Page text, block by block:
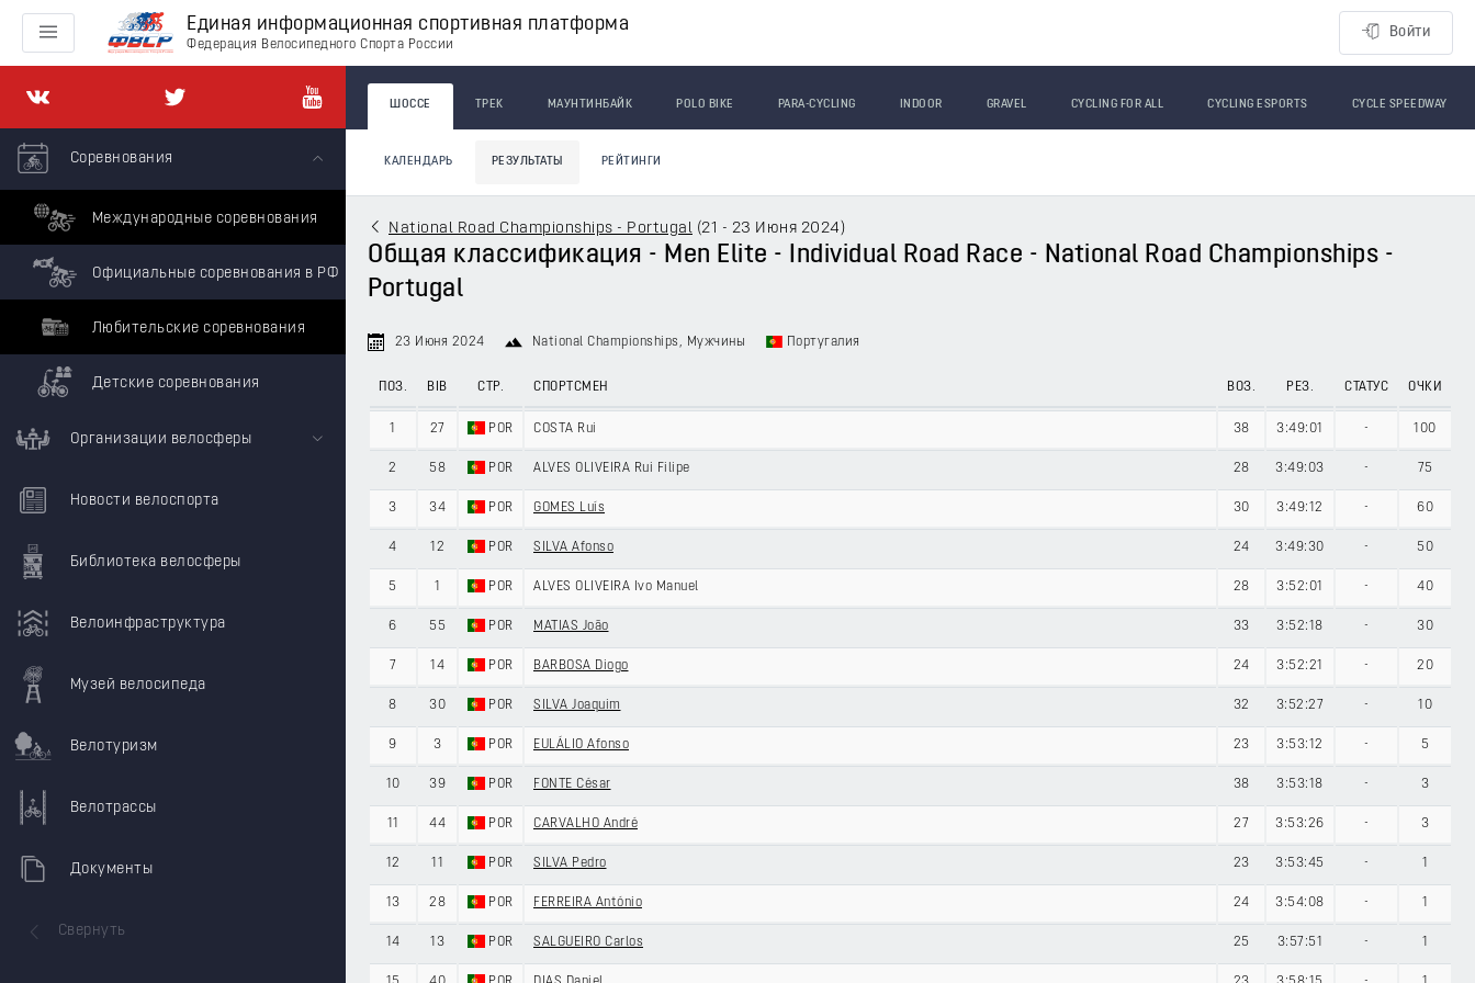
Единая информационная спортивная платформа
Федерация Велосипедного Спорта России
Войти
Соревнования
Международные соревнования
Официальные соревнования в РФ
Любительские соревнования
Детские соревнования
Организации велосферы
Новости велоспорта
Библиотека велосферы
Велоинфраструктура
Музей велосипеда
Велотуризм
Велотрассы
Документы
Свернуть
ШОССЕ ТРЕК МАУНТИНБАЙК POLO BIKE PARA-CYCLING INDOOR GRAVEL CYCLING FOR ALL CYCLING ESPORTS CYCLE SPEEDWAY
КАЛЕНДАРЬ РЕЗУЛЬТАТЫ РЕЙТИНГИ
National Road Championships - Portugal (21 - 23 Июня 2024 )
Общая классификация - Men Elite - Individual Road Race - National Road Championships -
Portugal
23 Июня 2024 National Championships , Мужчины Португалия
ПОЗ. BIB СТР. СПОРТСМЕН ВОЗ. РЕЗ. СТАТУС ОЧКИ
1 27 POR COSTA Rui 38 3:49:01 - 100
2 58 POR ALVES OLIVEIRA Rui Filipe 28 3:49:03 - 75
3 34 POR GOMES Luís 30 3:49:12 - 60
4 12 POR SILVA Afonso 24 3:49:30 - 50
5 1 POR ALVES OLIVEIRA Ivo Manuel 28 3:52:01 - 40
6 55 POR MATIAS João 33 3:52:18 - 30
7 14 POR BARBOSA Diogo 24 3:52:21 - 20
8 30 POR SILVA Joaquim 32 3:52:27 - 10
9 3 POR EULÁLIO Afonso 23 3:53:12 - 5
10 39 POR FONTE César 38 3:53:18 - 3
11 44 POR CARVALHO André 27 3:53:26 - 3
12 11 POR SILVA Pedro 23 3:53:45 - 1
13 28 POR FERREIRA António 24 3:54:08 - 1
14 13 POR SALGUEIRO Carlos 25 3:57:51 - 1